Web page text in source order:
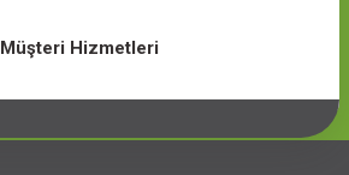
Müşteri Hizmetleri